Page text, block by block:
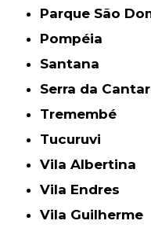
Parque São
Pompéia
Santana
Serra da
Tremembé
Tucuruvi
Vila Albertina
Vila Endres
Vila Guilherme